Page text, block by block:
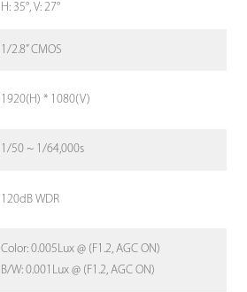
H: 35°, V: 27°
1/2.8” CMOS
1920(H) * 1080(V)
1/50 ~ 1/64,000s
120dB WDR
Color: 0.005Lux @ (F1.2, AGC ON)
B/W: 0.001Lux @ (F1.2, AGC ON)